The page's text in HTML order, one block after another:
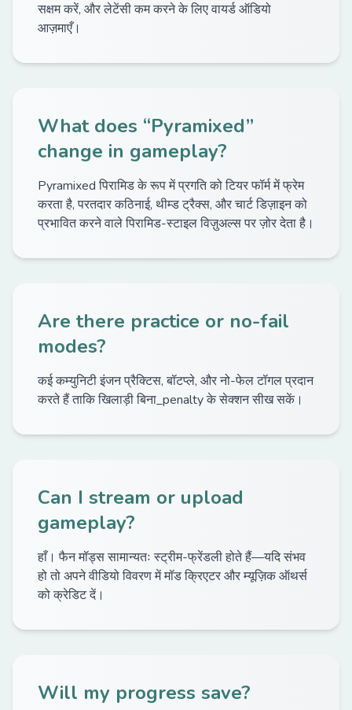
सक्षम करें, और लेटेंसी कम करने के लिए वायर्ड ऑडियो
आज़माएँ।
What does “Pyramixed”
change in gameplay?
Pyramixed पिरामिड के रूप में प्रगति को टियर फॉर्म में फ्रेम
करता है, परतदार कठिनाई, थीम्ड ट्रैक्स, और चार्ट डिज़ाइन को
प्रभावित करने वाले पिरामिड-स्टाइल विज़ुअल्स पर ज़ोर देता है।
Are there practice or no-fail
modes?
कई कम्युनिटी इंजन प्रैक्टिस, बॉटप्ले, और नो-फेल टॉगल प्रदान
करते हैं ताकि खिलाड़ी बिना_penalty के सेक्शन सीख सकें।
Can I stream or upload
gameplay?
हाँ। फैन मॉड्स सामान्यतः स्ट्रीम-फ्रेंडली होते हैं—यदि संभव
हो तो अपने वीडियो विवरण में मॉड क्रिएटर और म्यूज़िक ऑथर्स
को क्रेडिट दें।
Will my progress save?